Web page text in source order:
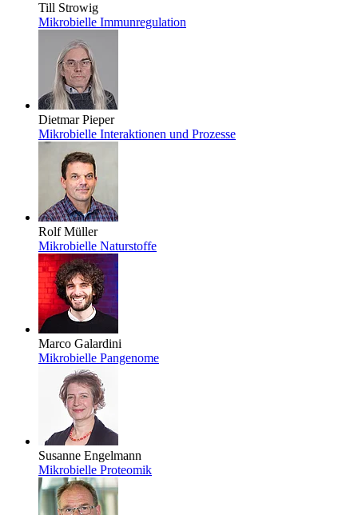
Till Strowig
Mikrobielle Immunregulation
Dietmar Pieper
Mikrobielle Interaktionen und Prozesse
Rolf Müller
Mikrobielle Naturstoffe
Marco Galardini
Mikrobielle Pangenome
Susanne Engelmann
Mikrobielle Proteomik